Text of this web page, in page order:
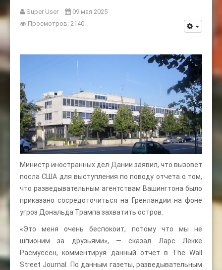
Super User
09 мая 2025
Просмотров: 2140
Министр иностранных дел Дании заявил, что вызовет
посла США для выступления по поводу отчета о том,
что разведывательным агентствам Вашингтона было
приказано сосредоточиться на Гренландии на фоне
угроз Дональда Трампа захватить остров.
«Это меня очень беспокоит, потому что мы не
шпионим за друзьями», — сказал Ларс Лёкке
Расмуссен, комментируя данный отчет в The Wall
Street Journal. По данным газеты, разведывательным